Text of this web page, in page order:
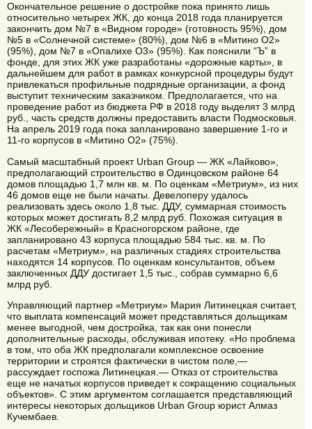
Окончательное решение о достройке пока принято лишь
относительно четырех ЖК, до конца 2018 года планируется
закончить дом №7 в «Видном городе» (готовность 95%), дом
№5 в «Солнечной системе» (80%), дом №6 в «Митино О2»
(95%), дом №7 в «Опалихе О3» (95%). Как пояснили “Ъ” в
фонде, для этих ЖК уже разработаны «дорожные карты», в
дальнейшем для работ в рамках конкурсной процедуры будут
привлекаться профильные подрядные организации, а фонд
выступит техническим заказчиком. Предполагается, что на
проведение работ из бюджета РФ в 2018 году выделят 3 млрд
руб., часть средств должны предоставить власти Подмосковья.
На апрель 2019 года пока запланировано завершение 1-го и
11-го корпусов в «Митино О2» (75%).
Самый масштабный проект Urban Group — ЖК «Лайково»,
предполагающий строительство в Одинцовском районе 64
домов площадью 1,7 млн кв. м. По оценкам «Метриум», из них
46 домов еще не были начаты. Девелоперу удалось
реализовать здесь около 1,8 тыс. ДДУ, суммарная стоимость
которых может достигать 8,2 млрд руб. Похожая ситуация в
ЖК «Лесобережный» в Красногорском районе, где
запланировано 43 корпуса площадью 584 тыс. кв. м. По
расчетам «Метриум», на различных стадиях строительства
находятся 14 корпусов. По оценкам консультантов, объем
заключенных ДДУ достигает 1,5 тыс., собрав суммарно 6,6
млрд руб.
Управляющий партнер «Метриум» Мария Литинецкая считает,
что выплата компенсаций может представляться дольщикам
менее выгодной, чем достройка, так как они понесли
дополнительные расходы, обслуживая ипотеку. «Но проблема
в том, что оба ЖК предполагали комплексное освоение
территории и строятся фактически в чистом поле,—
рассуждает госпожа Литинецкая.— Отказ от строительства
еще не начатых корпусов приведет к сокращению социальных
объектов». С этим аргументом соглашается представляющий
интересы некоторых дольщиков Urban Group юрист Алмаз
Кучембаев.